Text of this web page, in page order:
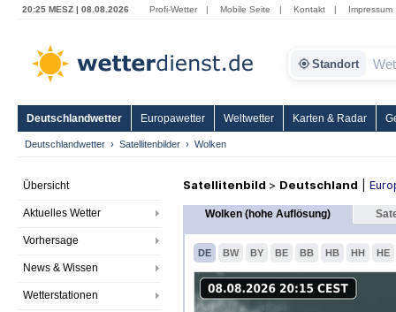
20:25 MESZ | 08.08.2026 Profi-Wetter | Mobile Seite | Kontakt | Impressum
Standort
Deutschlandwetter Europawetter Weltwetter Karten & Radar
Deutschlandwetter Satellitenbilder Wolken
Übersicht
Aktuelles Wetter
Vorhersage
News & Wissen
Wetterstationen
Satellitenbild > Deutschland
Wolken (hohe Auflösung)
DE BW BY BE BB HB HH HE